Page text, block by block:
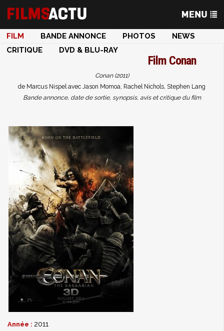
FILM BANDE ANNONCE PHOTOS
NEWS
CRITIQUE
DVD & BLU-RAY
Film Conan
Conan (2011)
de Marcus Nispel avec Jason Momoa, Rachel Nichols, Stephen Lang
Bande annonce, date de sortie, synopsis, avis et critique du film
Année : 2011